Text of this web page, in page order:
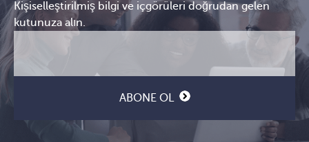
Kişiselleştirilmiş bilgi ve içgörüleri doğrudan gelen
kutunuza alın.
posta
ABONE OL